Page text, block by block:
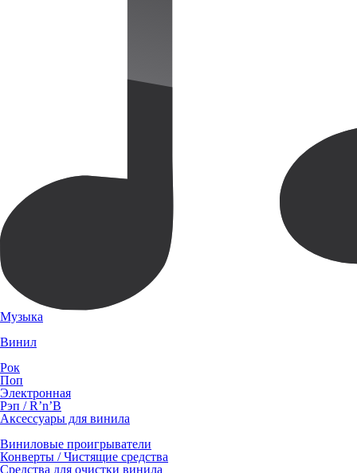
Музыка
Винил
Рок
Поп
Электронная
Рэп / R’n’B
Аксессуары для винила
Виниловые проигрыватели
Конверты / Чистящие средства
Средства для очистки винила